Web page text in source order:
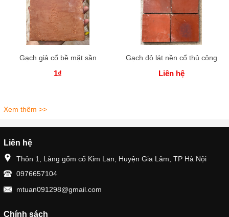
Gạch giả cổ bề mặt sần
1₫
Gạch đỏ lát nền cổ thủ công
Liên hệ
Xem thêm >>
Liên hệ
Thôn 1, Làng gốm cổ Kim Lan, Huyện Gia Lâm, TP Hà Nội
0976657104
mtuan091298@gmail.com
Chính sách